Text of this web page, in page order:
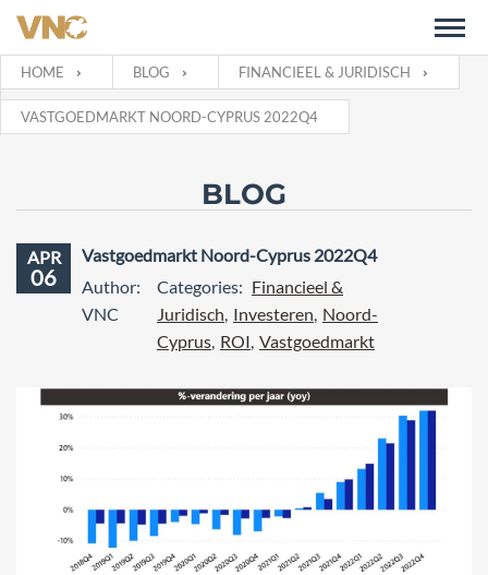
HOME BLOG FINANCIEEL & JURIDISCH
VASTGOEDMARKT NOORD-CYPRUS 2022Q4
BLOG
APR
06
Vastgoedmarkt Noord-Cyprus 2022Q4
Author:
VNC
Categories: Financieel &
Juridisch, Investeren, Noord-
Cyprus, ROI, Vastgoedmarkt